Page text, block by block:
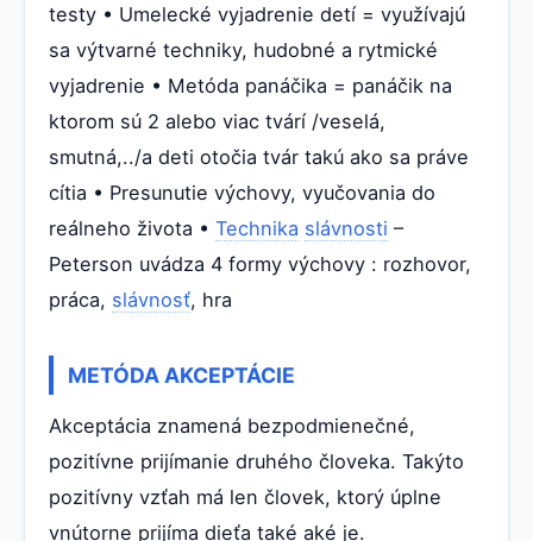
testy • Umelecké vyjadrenie detí = využívajú
sa výtvarné techniky, hudobné a rytmické
vyjadrenie • Metóda panáčika = panáčik na
ktorom sú 2 alebo viac tvárí /veselá,
smutná,../a deti otočia tvár takú ako sa práve
cítia • Presunutie výchovy, vyučovania do
reálneho života • Technika slávnosti –
Peterson uvádza 4 formy výchovy : rozhovor,
práca, slávnosť, hra
METÓDA AKCEPTÁCIE
Akceptácia znamená bezpodmienečné,
pozitívne prijímanie druhého človeka. Takýto
pozitívny vzťah má len človek, ktorý úplne
vnútorne prijíma dieťa také aké je.